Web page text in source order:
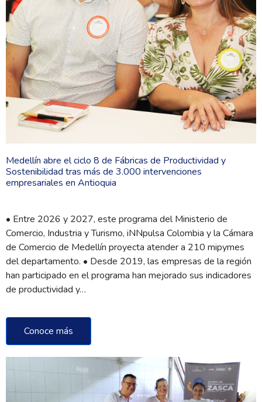
Medellín abre el ciclo 8 de Fábricas de Productividad y
Sostenibilidad tras más de 3.000 intervenciones
empresariales en Antioquia
• Entre 2026 y 2027, este programa del Ministerio de
Comercio, Industria y Turismo, iNNpulsa Colombia y la Cámara
de Comercio de Medellín proyecta atender a 210 mipymes
del departamento. • Desde 2019, las empresas de la región
han participado en el programa han mejorado sus indicadores
de productividad y…
Conoce más